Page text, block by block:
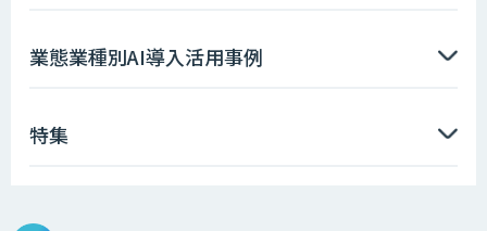
業態業種別AI導入活用事例
特集